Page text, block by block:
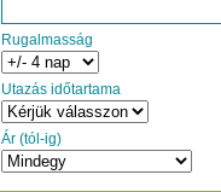
Rugalmasság
Utazás időtartama
Ár (tól-ig)